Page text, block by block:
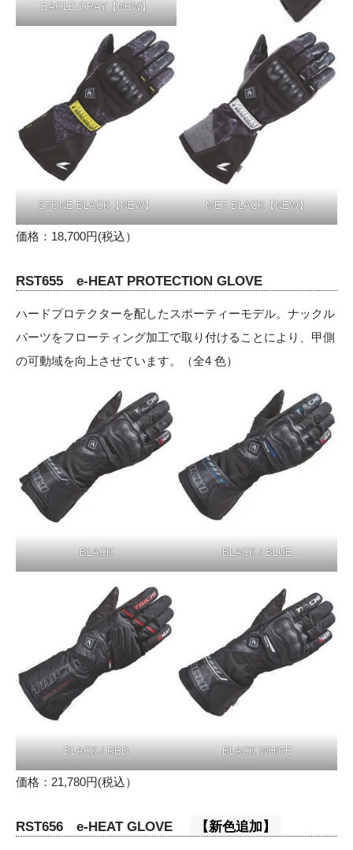
EAGLE GRAY【NEW】
STONE BLACK【NEW】 MET BLACK【NEW】
価格：18,700円(税込）
RST655 e-HEAT PROTECTION GLOVE
ハードプロテクターを配したスポーティーモデル。ナックル
パーツをフローティング加工で取り付けることにより、甲側
の可動域を向上させています。（全4 色）
BLACK BLACK / BLUE
BLACK / RED BLACK WHITE
価格：21,780円(税込）
RST656 e-HEAT GLOVE 【新色追加】